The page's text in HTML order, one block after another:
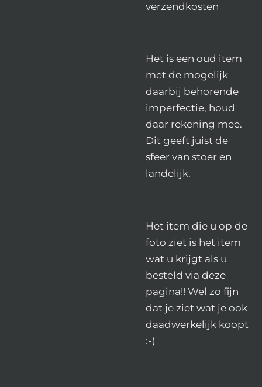
verzendkosten
Het is een oud item
met de mogelijk
daarbij behorende
imperfectie, houd
daar rekening mee.
Dit geeft juist de
sfeer van stoer en
landelijk.
Het item die u op de
foto ziet is het item
wat u krijgt als u
besteld via deze
pagina!! Wel zo fijn
dat je ziet wat je ook
daadwerkelijk koopt
:-)